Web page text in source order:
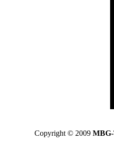
Copyright © 2009